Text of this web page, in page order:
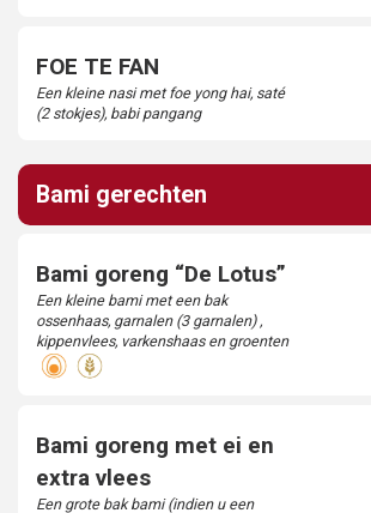
FOE TE FAN
Een kleine nasi met foe yong hai, saté
(2 stokjes), babi pangang
Bami gerechten
Bami goreng “De Lotus”
Een kleine bami met een bak
ossenhaas, garnalen (3 garnalen) ,
kippenvlees, varkenshaas en groenten
Bami goreng met ei en
extra vlees
Een grote bak bami (indien u een